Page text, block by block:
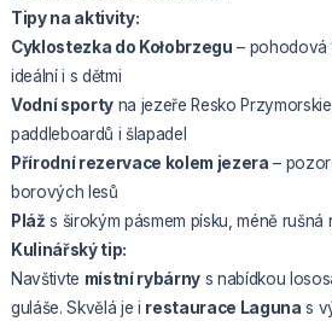
Tipy na aktivity:
Cyklostezka do Kołobrzegu – pohodová
ideální i s dětmi
Vodní sportyna jezeře Resko
paddleboardů i šlapadel
Přírodní rezervace kolem jezera –
borových lesů
Pláž s širokým pásmem písku, méně
Kulinářský tip:
Navštivte místní rybárnys nabídkou
guláše. Skvělá je i restaurace Laguna s